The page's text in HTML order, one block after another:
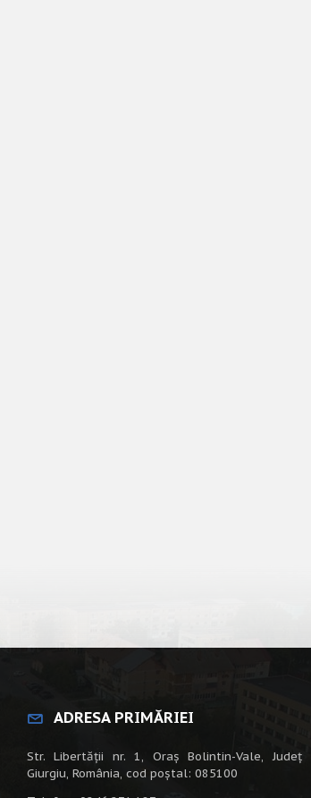
ADRESA PRIMĂRIEI
Str. Libertății nr. 1, Oraș Bolintin-Vale, Județ
Giurgiu, România, cod poștal: 085100